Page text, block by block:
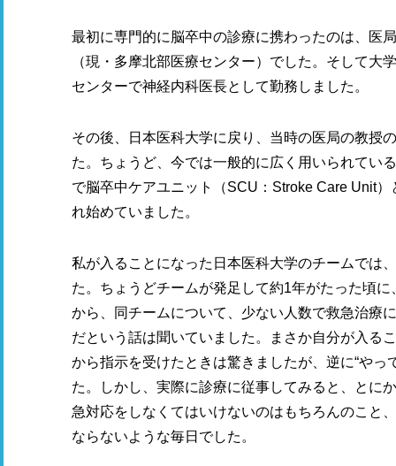
最初に専門的に脳卒中の診療に携わったのは、医
（現・多摩北部医療センター）でした。そして
センターで神経内科医長として勤務しました。
その後、日本医科大学に戻り、当時の医局の教授
た。ちょうど、今では一般的に広く用いられてい
で脳卒中ケアユニット（SCU：Stroke Care Unit
れ始めていました。
私が入ることになった日本医科大学のチームでは
た。ちょうどチームが発足して約1年がたった頃
から、同チームについて、少ない人数で救急治療
だという話は聞いていました。まさか自分が入る
から指示を受けたときは驚きましたが、逆に“や
た。しかし、実際に診療に従事してみると、とに
急対応をしなくてはいけないのはもちろんのこと
ならないような毎日でした。